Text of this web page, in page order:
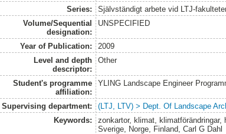
Series:
Självständigt arbete vid LTJ-
Volume/Sequential
designation:
UNSPECIFIED
Year of Publication:
2009
Level and depth
descriptor:
Other
Student's programme
affiliation:
YLING Landscape Engineer
Supervising department:
(LTJ, LTV) > Dept. Of Landscape
Keywords:
zonkartor, klimat,
Sverige, Norge, Finland, Carl G Dahl